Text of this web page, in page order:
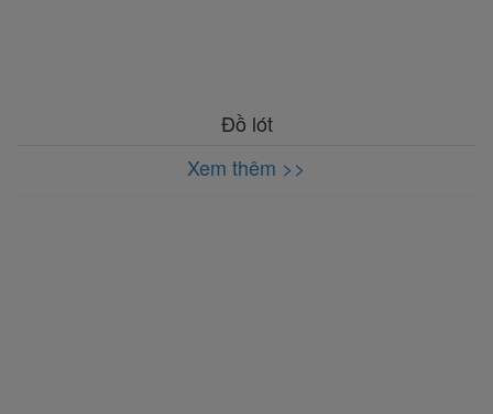
Đồ lót
Xem thêm >>